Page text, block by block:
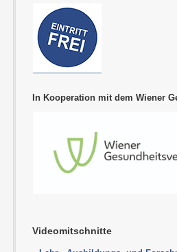
In Kooperation mit dem Wiener
Videomitschnitte